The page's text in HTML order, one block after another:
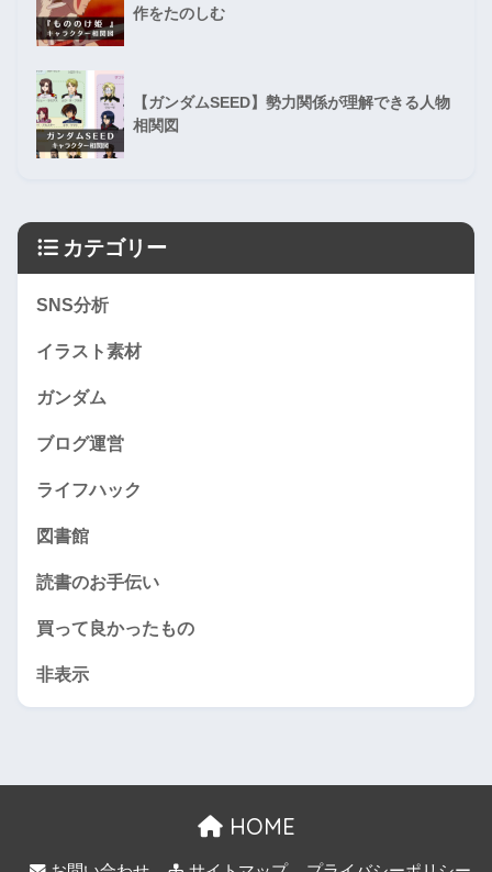
作をたのしむ
【ガンダムSEED】勢力関係が理解できる人物
相関図
カテゴリー
SNS分析
イラスト素材
ガンダム
ブログ運営
ライフハック
図書館
読書のお手伝い
買って良かったもの
非表示
HOME